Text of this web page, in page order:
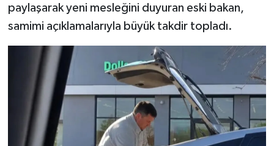
paylaşarak yeni mesleğini duyuran eski bakan,
samimi açıklamalarıyla büyük takdir topladı.